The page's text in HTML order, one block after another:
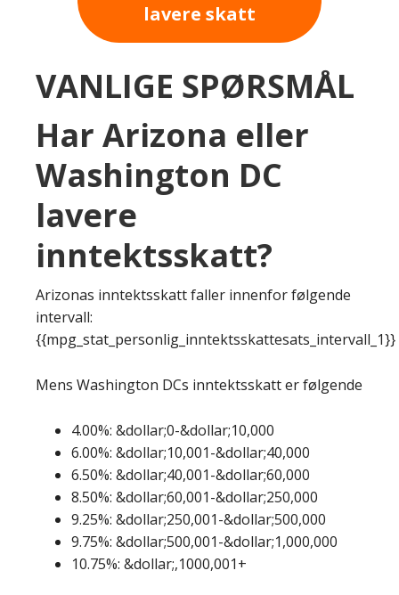
lavere skatt
VANLIGE SPØRSMÅL
Har Arizona eller
Washington DC
lavere
inntektsskatt?
Arizonas inntektsskatt faller innenfor følgende
intervall:
{{mpg_stat_personlig_inntektsskattesats_intervall_1}}
Mens Washington DCs inntektsskatt er følgende
4.00%: &dollar;0-&dollar;10,000
6.00%: &dollar;10,001-&dollar;40,000
6.50%: &dollar;40,001-&dollar;60,000
8.50%: &dollar;60,001-&dollar;250,000
9.25%: &dollar;250,001-&dollar;500,000
9.75%: &dollar;500,001-&dollar;1,000,000
10.75%: &dollar;,1000,001+